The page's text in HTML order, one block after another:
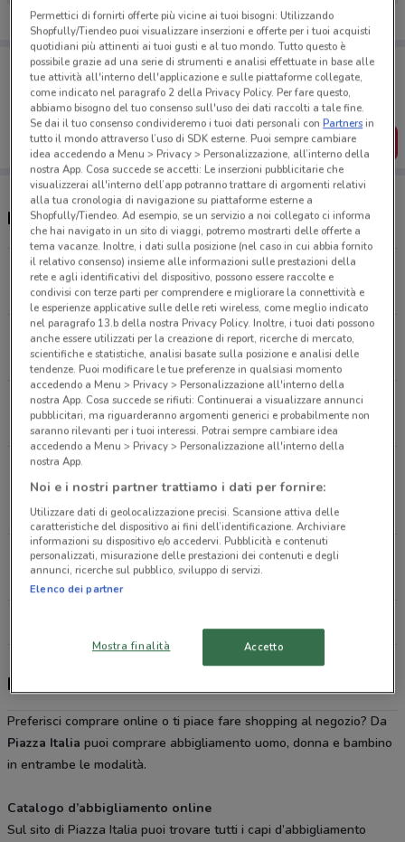
Porta DoveConviene sempre con te!
Puoi trovare le migliori offerte dei negozi vicino a te,
salvarle e creare la tua lista del risparmio, comodamente
dal tuo cellulare.
SCARICA L’APP
Negozi Piazza Italia nelle vicinanze
Via Tiburtina Km 20.300 Guidonia
7.4 km
Via Alberto Lionello, 201 Roma
8.4 km
Via Appia Nuova Roma
8.6 km
Via Cristoforo Colombo, angolo Viale dell'Oceano
Pacifico Roma
11.5 km
C.C. Domus Roma
15.8 km
Piazza Italia, offerte e negozi
Preferisci comprare online o ti piace fare shopping al negozio? Da
Piazza Italia puoi comprare abbigliamento uomo, donna e bambino
in entrambe le modalità.
Catalogo d’abbigliamento online
Sul sito di Piazza Italia puoi trovare tutti i capi d’abbigliamento
Permettici di fornirti offerte più vicine ai tuoi bisogni: Utilizzando
Shopfully/Tiendeo puoi visualizzare inserzioni e offerte per i tuoi acquisti
quotidiani più attinenti ai tuoi gusti e al tuo mondo. Tutto questo è
possibile grazie ad una serie di strumenti e analisi effettuate in base alle
tue attività all'interno dell'applicazione e sulle piattaforme collegate,
come indicato nel paragrafo 2 della Privacy Policy. Per fare questo,
abbiamo bisogno del tuo consenso sull'uso dei dati raccolti a tale fine.
Se dai il tuo consenso condivideremo i tuoi dati personali conPartnersin
tutto il mondo attraverso l’uso di SDK esterne. Puoi sempre cambiare
idea accedendo a Menu > Privacy > Personalizzazione, all’interno della
nostra App. Cosa succede se accetti: Le inserzioni pubblicitarie che
visualizzerai all'interno dell’app potranno trattare di argomenti relativi
alla tua cronologia di navigazione su piattaforme esterne a
Shopfully/Tiendeo. Ad esempio, se un servizio a noi collegato ci informa
che hai navigato in un sito di viaggi, potremo mostrarti delle offerte a
tema vacanze. Inoltre, i dati sulla posizione (nel caso in cui abbia fornito
il relativo consenso) insieme alle informazioni sulle prestazioni della
rete e agli identificativi del dispositivo, possono essere raccolte e
condivisi con terze parti per comprendere e migliorare la connettività e
le esperienze applicative sulle delle reti wireless, come meglio indicato
nel paragrafo 13.b della nostra Privacy Policy. Inoltre, i tuoi dati possono
anche essere utilizzati per la creazione di report, ricerche di mercato,
scientifiche e statistiche, analisi basate sulla posizione e analisi delle
tendenze. Puoi modificare le tue preferenze in qualsiasi momento
accedendo a Menu > Privacy > Personalizzazione all'interno della
nostra App. Cosa succede se rifiuti: Continuerai a visualizzare annunci
pubblicitari, ma riguarderanno argomenti generici e probabilmente non
saranno rilevanti per i tuoi interessi. Potrai sempre cambiare idea
accedendo a Menu > Privacy > Personalizzazione all'interno della
nostra App.
Noi e i nostri partner trattiamo i dati per fornire:
Utilizzare dati di geolocalizzazione precisi. Scansione attiva delle
caratteristiche del dispositivo ai fini dell’identificazione. Archiviare
informazioni su dispositivo e/o accedervi. Pubblicità e contenuti
personalizzati, misurazione delle prestazioni dei contenuti e degli
annunci, ricerche sul pubblico, sviluppo di servizi.
Elenco dei partner
Mostra finalità Accetto